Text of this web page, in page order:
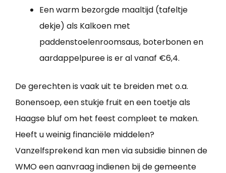
Een warm bezorgde maaltijd (tafeltje
dekje) als Kalkoen met
paddenstoelenroomsaus, boterbonen en
aardappelpuree is er al vanaf €6,4.
De gerechten is vaak uit te breiden met o.a.
Bonensoep, een stukje fruit en een toetje als
Haagse bluf om het feest compleet te maken.
Heeft u weinig financiële middelen?
Vanzelfsprekend kan men via subsidie binnen de
WMO een aanvraag indienen bij de gemeente